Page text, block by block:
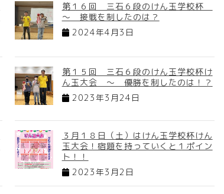
第１６回 三石６段のけん玉学校杯
～ 接戦を制したのは？
2024年4月3日
第１５回 三石６段のけん玉学校杯け
ん玉大会 ～ 優勝を制したのは！？
2023年3月24日
３月１８日（土）はけん玉学校杯けん
玉大会！宿題を持っていくと１ポイン
ト！！
2023年3月2日